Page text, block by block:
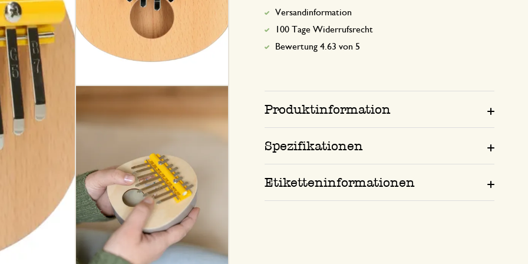
Versandinformation
100 Tage Widerrufsrecht
Bewertung 4.63 von 5
Produktinformation
Spezifikationen
Etiketteninformationen